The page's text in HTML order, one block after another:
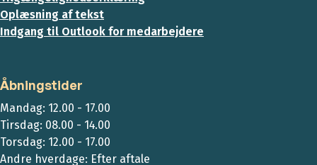
Oplæsning af tekst
Indgang til Outlook for medarbejdere
Åbningstider
Mandag: 12.00 - 17.00
Tirsdag: 08.00 - 14.00
Torsdag: 12.00 - 17.00
Andre hverdage: Efter aftale